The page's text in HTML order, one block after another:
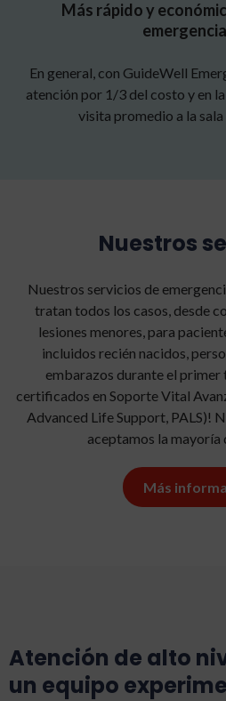
Más rápido y
En general, con GuideWell
atención por 1/3 del costo y en
visita promedio a la sala
Nuestros
Nuestros servicios de
tratan todos los casos, desde
lesiones menores, para
incluidos recién nacidos,
embarazos durante el primer
certificados en Soporte Vital
Advanced Life Support, PALS)!
aceptamos la mayoría
Más
Atención de alto
un equipo